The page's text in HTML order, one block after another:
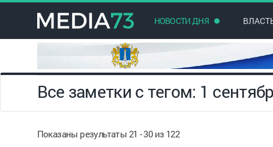
НОВОСТИ ДНЯ
Все заметки с тегом: 1
Показаны результаты 21 - 30 из 122